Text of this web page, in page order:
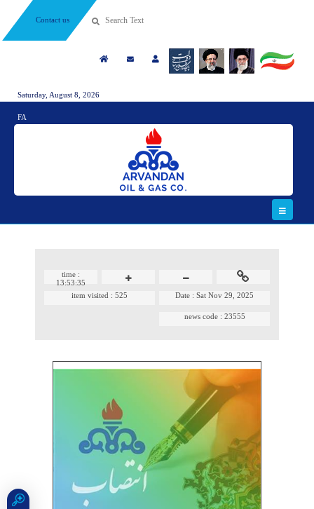
Contact us
Saturday, August 8, 2026
FA
time :
13:53:35
Date :Sat Nov 29, 2025
item visited :525
news code : 23555